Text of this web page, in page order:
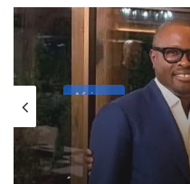
Afrique
14 avril 2026
Élection
Romuald
premier tour